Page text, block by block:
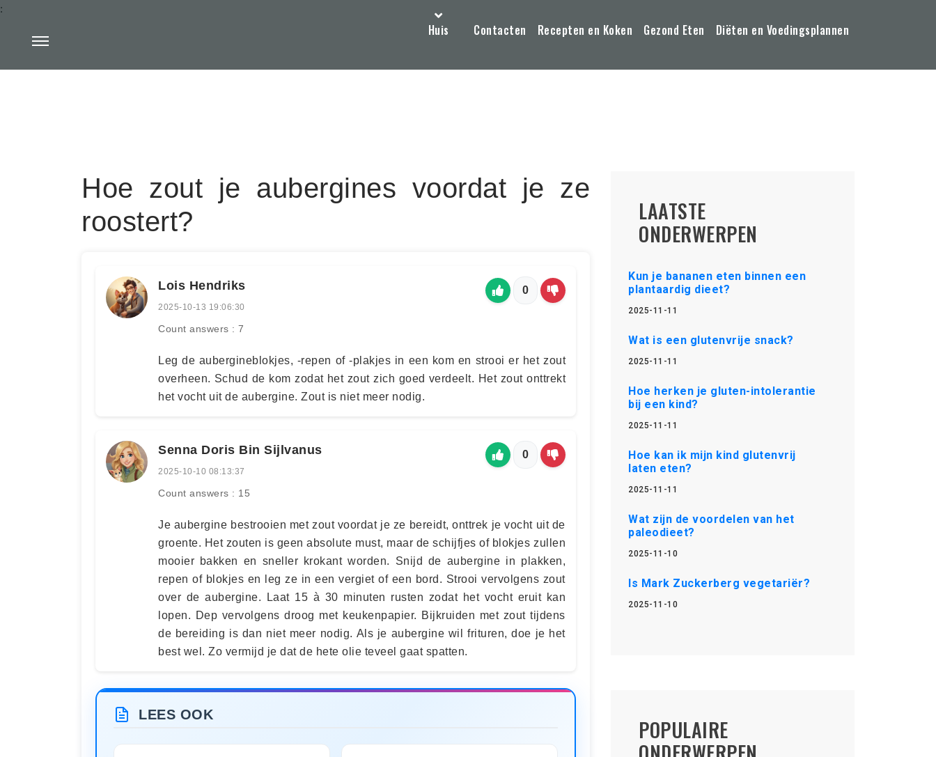
Huis Contacten Recepten en Koken Gezond Eten Diëten en Voedingsplannen
:
Hoe zout je aubergines voordat je ze
roostert?
Lois Hendriks
2025-10-13 19:06:30
Count answers : 7
0
Leg de aubergineblokjes, -repen of -plakjes in een kom en strooi er het zout
overheen. Schud de kom zodat het zout zich goed verdeelt. Het zout onttrekt
het vocht uit de aubergine. Zout is niet meer nodig.
Senna Doris Bin Sijlvanus
2025-10-10 08:13:37
Count answers : 15
0
Je aubergine bestrooien met zout voordat je ze bereidt, onttrek je vocht uit de
groente. Het zouten is geen absolute must, maar de schijfjes of blokjes zullen
mooier bakken en sneller krokant worden. Snijd de aubergine in plakken,
repen of blokjes en leg ze in een vergiet of een bord. Strooi vervolgens zout
over de aubergine. Laat 15 à 30 minuten rusten zodat het vocht eruit kan
lopen. Dep vervolgens droog met keukenpapier. Bijkruiden met zout tijdens
de bereiding is dan niet meer nodig. Als je aubergine wil frituren, doe je het
best wel. Zo vermijd je dat de hete olie teveel gaat spatten.
LEES OOK
LAATSTE
ONDERWERPEN
Kun je bananen eten binnen een
plantaardig dieet?
2025-11-11
Wat is een glutenvrije snack?
2025-11-11
Hoe herken je gluten-intolerantie
bij een kind?
2025-11-11
Hoe kan ik mijn kind glutenvrij
laten eten?
2025-11-11
Wat zijn de voordelen van het
paleodieet?
2025-11-10
Is Mark Zuckerberg vegetariër?
2025-11-10
POPULAIRE